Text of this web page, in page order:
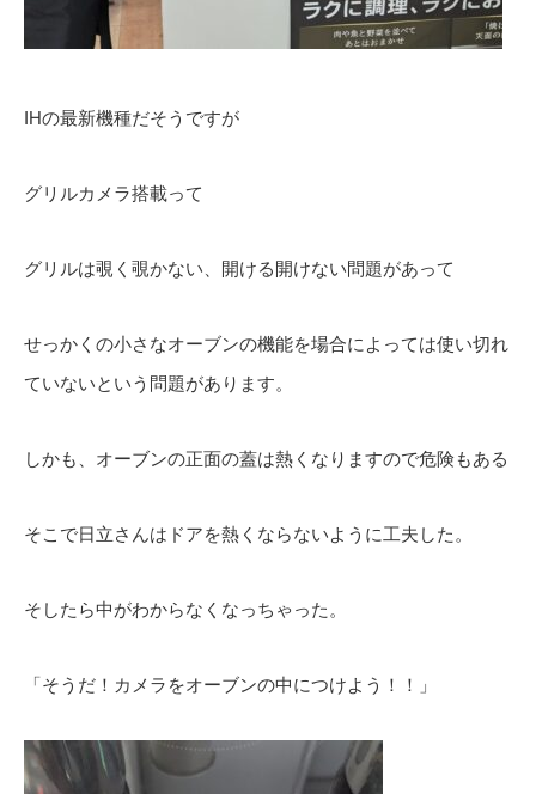
IHの最新機種だそうですが
グリルカメラ搭載って
グリルは覗く覗かない、開ける開けない問題があって
せっかくの小さなオーブンの機能を場合によっては使い切れ
ていないという問題があります。
しかも、オーブンの正面の蓋は熱くなりますので危険もある
そこで日立さんはドアを熱くならないように工夫した。
そしたら中がわからなくなっちゃった。
「そうだ！カメラをオーブンの中につけよう！！」